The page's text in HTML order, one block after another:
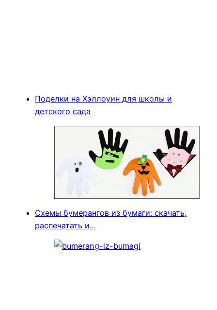
Поделки на Хэллоуин для школы и
детского сада
Схемы бумерангов из бумаги: скачать,
распечатать и…